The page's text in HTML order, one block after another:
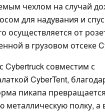
чехлом на случай
для надувания и
осуществляется от
в грузовом отсеке
Cybertruck совместим с
CyberTent,
пикапа
металлическую полку, а